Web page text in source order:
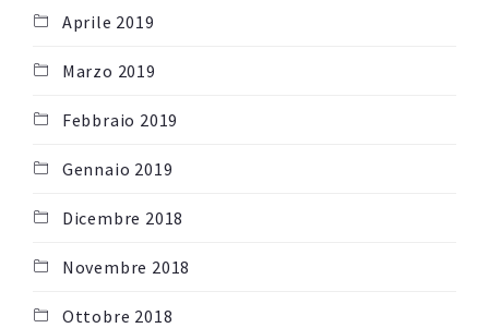
Aprile 2019
Marzo 2019
Febbraio 2019
Gennaio 2019
Dicembre 2018
Novembre 2018
Ottobre 2018